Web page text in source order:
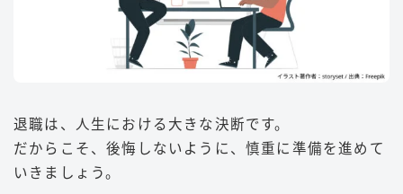
退職は、人生における大きな決断です。
だからこそ、後悔しないように、慎重に準備を進めて
いきましょう。